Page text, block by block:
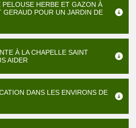
PELOUSE HERBE ET GAZON À
GERAUD POUR UN JARDIN DE
À LA CHAPELLE SAINT
AIDER
DANS LES ENVIRONS DE